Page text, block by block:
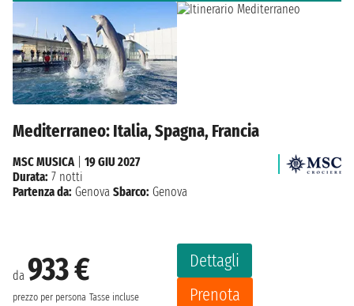
Mediterraneo: Italia, Spagna, Francia
da 933 €
prezzo per persona Tasse incluse
Dettagli
Prenota
MSC MUSICA
19 GIU 2027
Durata: 7 notti
Partenza da: Genova Sbarco: Genova